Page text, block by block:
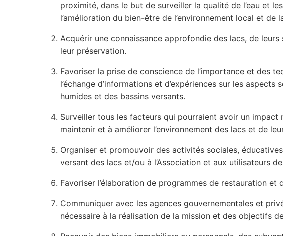
proximité, dans le but de surveiller la qualité de l’eau et
l’amélioration du bien-être de l’environnement local et
Acquérir une connaissance approfondie des lacs, de
leur préservation.
Favoriser la prise de conscience de l’importance et des
l’échange d’informations et d’expériences sur les
humides et des bassins versants.
Surveiller tous les facteurs qui pourraient avoir un impact
maintenir et à améliorer l’environnement des lacs et de
Organiser et promouvoir des activités sociales,
versant des lacs et/ou à l’Association et aux utilisateurs
Favoriser l’élaboration de programmes de restauration
Communiquer avec les agences gouvernementales et
nécessaire à la réalisation de la mission et des objectifs